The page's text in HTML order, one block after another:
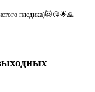
пледика)😻😘🌟🙏